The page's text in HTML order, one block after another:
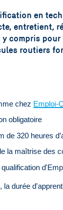
en
entretient,
compris
routiers
chez Emploi-
obligatoire
de 320 heures
la maîtrise des
la durée